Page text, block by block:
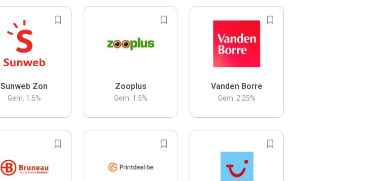
Sunweb Zon
Gem. 1.5%
Zooplus
Gem. 1.5%
Vanden Borre
Gem. 2.25%